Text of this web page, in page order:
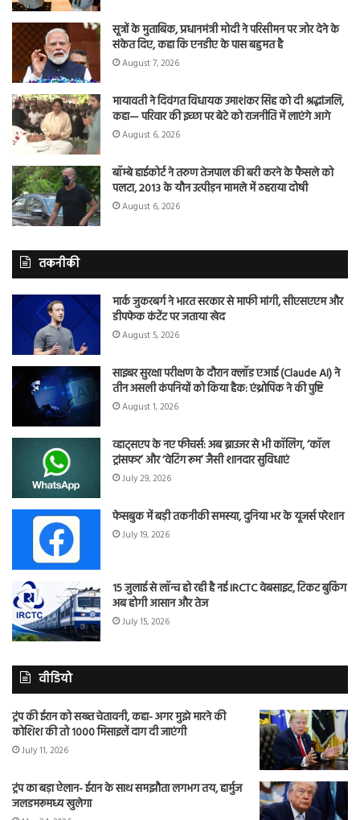
सूत्रों के मुताबिक, प्रधानमंत्री मोदी ने परिसीमन पर जोर देने के
संकेत दिए, कहा कि एनडीए के पास बहुमत है
August 7, 2026
मायावती ने दिवंगत विधायक उमाशंकर सिंह को दी श्रद्धांजलि,
कहा— परिवार की इच्छा पर बेटे को राजनीति में लाएंगे आगे
August 6, 2026
बॉम्बे हाईकोर्ट ने तरुण तेजपाल की बरी करने के फैसले को
पलटा, 2013 के यौन उत्पीड़न मामले में ठहराया दोषी
August 6, 2026
तकनीकी
मार्क जुकरबर्ग ने भारत सरकार से माफी मांगी, सीएसएएम और
डीपफेक कंटेंट पर जताया खेद
August 5, 2026
साइबर सुरक्षा परीक्षण के दौरान क्लॉड एआई (Claude AI) ने
तीन असली कंपनियों को किया हैक: एंथ्रोपिक ने की पुष्टि
August 1, 2026
व्हाट्सएप के नए फीचर्स: अब ब्राउजर से भी कॉलिंग, ‘कॉल
ट्रांसफर’ और ‘वेटिंग रूम’ जैसी शानदार सुविधाएं
July 29, 2026
फेसबुक में बड़ी तकनीकी समस्या, दुनिया भर के यूजर्स परेशान
July 19, 2026
15 जुलाई से लॉन्च हो रही है नई IRCTC वेबसाइट, टिकट बुकिंग
अब होगी आसान और तेज
July 15, 2026
वीडियो
ट्रंप की ईरान को सख्त चेतावनी, कहा- अगर मुझे मारने की
कोशिश की तो 1000 मिसाइलें दाग दी जाएंगी
July 11, 2026
ट्रंप का बड़ा ऐलान- ईरान के साथ समझौता लगभग तय, हार्मुज
जलडमरूमध्य खुलेगा